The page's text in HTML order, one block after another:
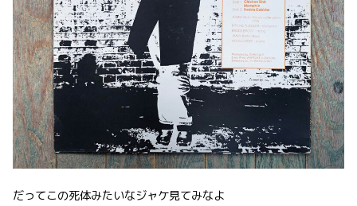
だってこの死体みたいなジャケ見てみなよ